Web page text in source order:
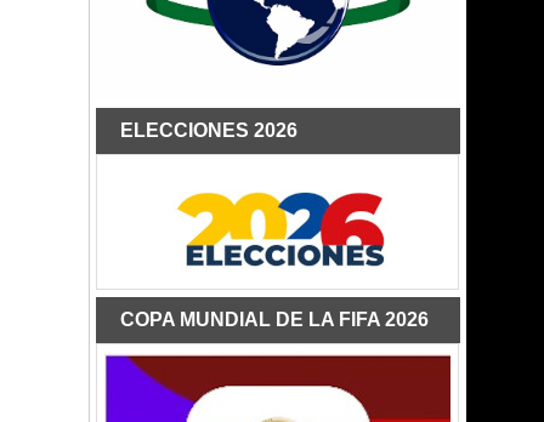
ELECCIONES 2026
COPA MUNDIAL DE LA FIFA 2026